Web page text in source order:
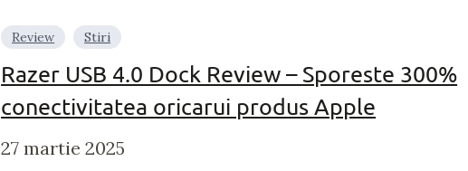
Review Stiri
Razer USB 4.0 Dock Review – Sporeste 300%
conectivitatea oricarui produs Apple
27 martie 2025